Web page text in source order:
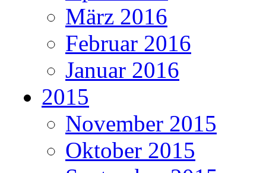
März 2016
Februar 2016
Januar 2016
2015
November 2015
Oktober 2015